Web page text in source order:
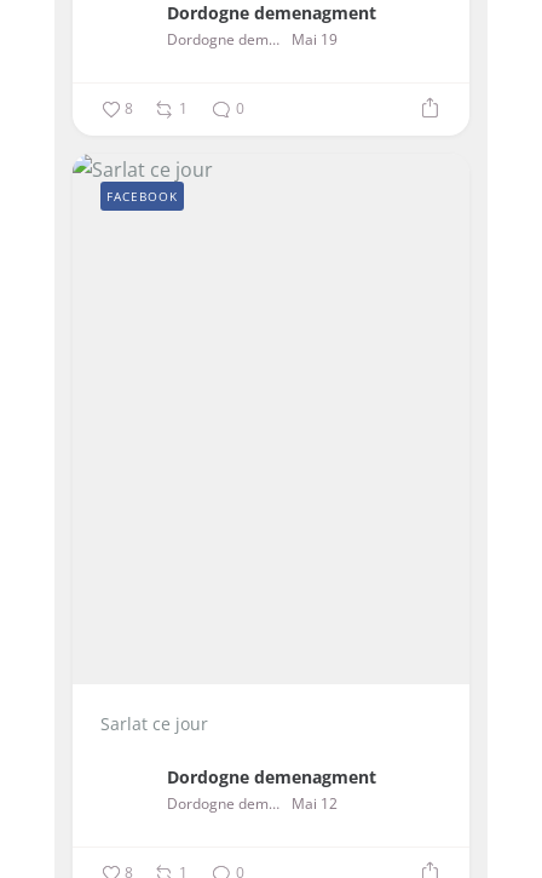
Dordogne demenagment
Dordogne demenagment Mai 19
8 1 0
Sarlat ce jour
Dordogne demenagment
Dordogne demenagment Mai 12
FACEBOOK
8 1 0